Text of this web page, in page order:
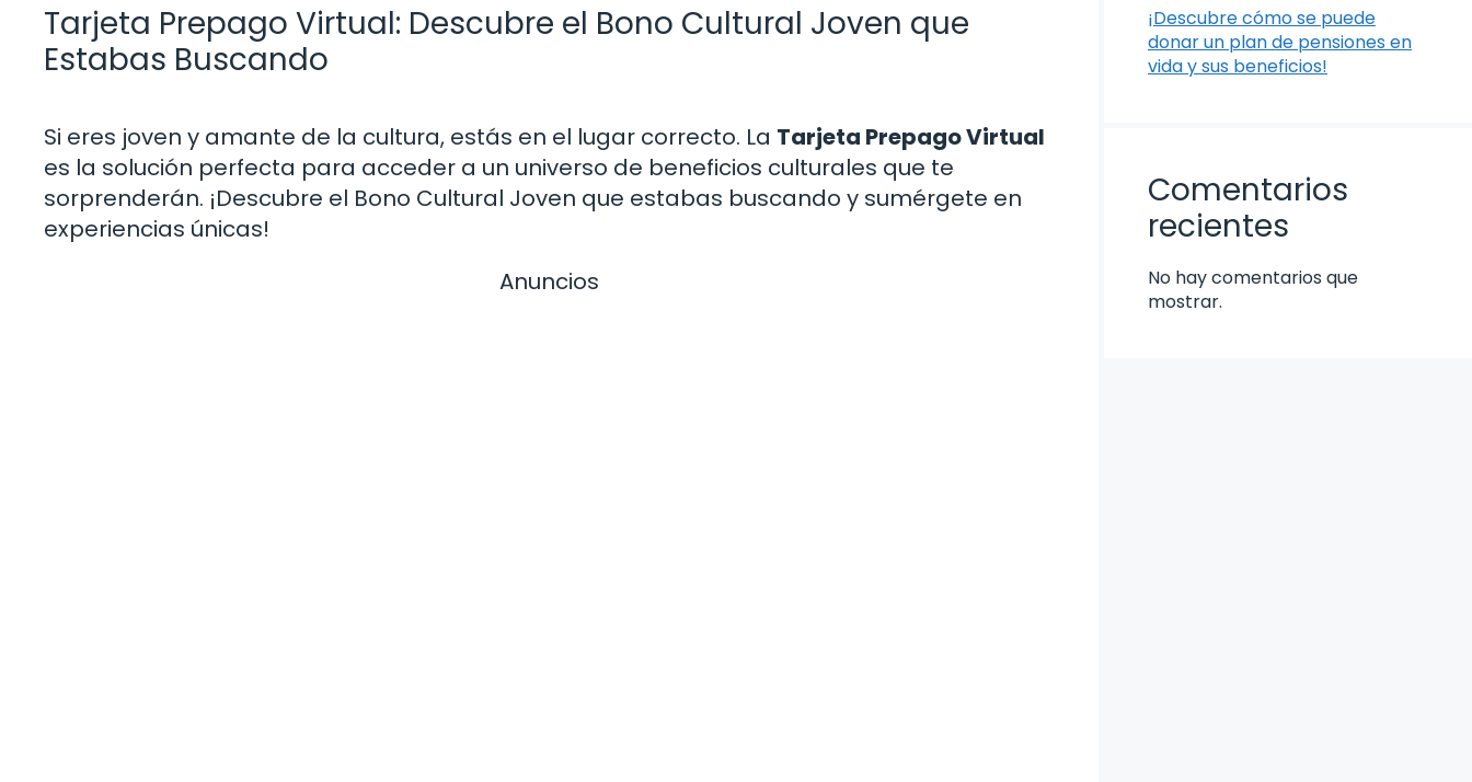
Tarjeta Prepago Virtual: Descubre el Bono Cultural Joven que
Estabas Buscando
Si eres joven y amante de la cultura, estás en el lugar correcto. La Tarjeta Prepago Virtual
es la solución perfecta para acceder a un universo de beneficios culturales que te
sorprenderán. ¡Descubre el Bono Cultural Joven que estabas buscando y sumérgete en
experiencias únicas!
Anuncios
¡Descubre cómo se puede
donar un plan de pensiones en
vida y sus beneficios!
Comentarios
recientes
No hay comentarios que
mostrar.